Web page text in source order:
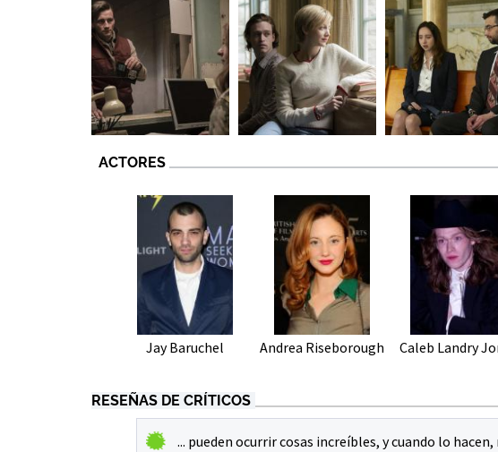
ACTORES
Jay Baruchel Andrea Riseborough Caleb Landry
RESEÑAS DE CRÍTICOS
... pueden ocurrir cosas increíbles, y cuando lo